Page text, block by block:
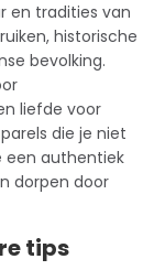
en tradities van
historische
bevolking.
liefde voor
die je niet
een authentiek
dorpen door
tips